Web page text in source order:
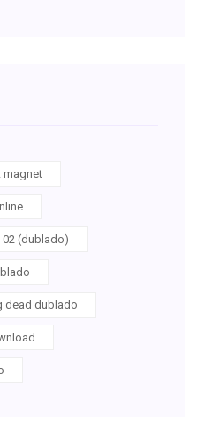
magnet
(dublado)
dead dublado